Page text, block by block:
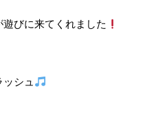
びに来てくれました
シュ